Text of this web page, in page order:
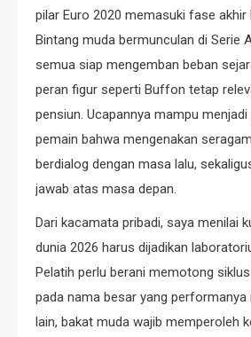
pilar Euro 2020 memasuki fase akhir
Bintang muda bermunculan di Serie
semua siap mengemban beban
peran figur seperti Buffon tetap
pensiun. Ucapannya mampu
pemain bahwa mengenakan
berdialog dengan masa lalu,
jawab atas masa depan.
Dari kacamata pribadi, saya menilai
dunia 2026 harus dijadikan
Pelatih perlu berani memotong
pada nama besar yang performanya
lain, bakat muda wajib memperoleh